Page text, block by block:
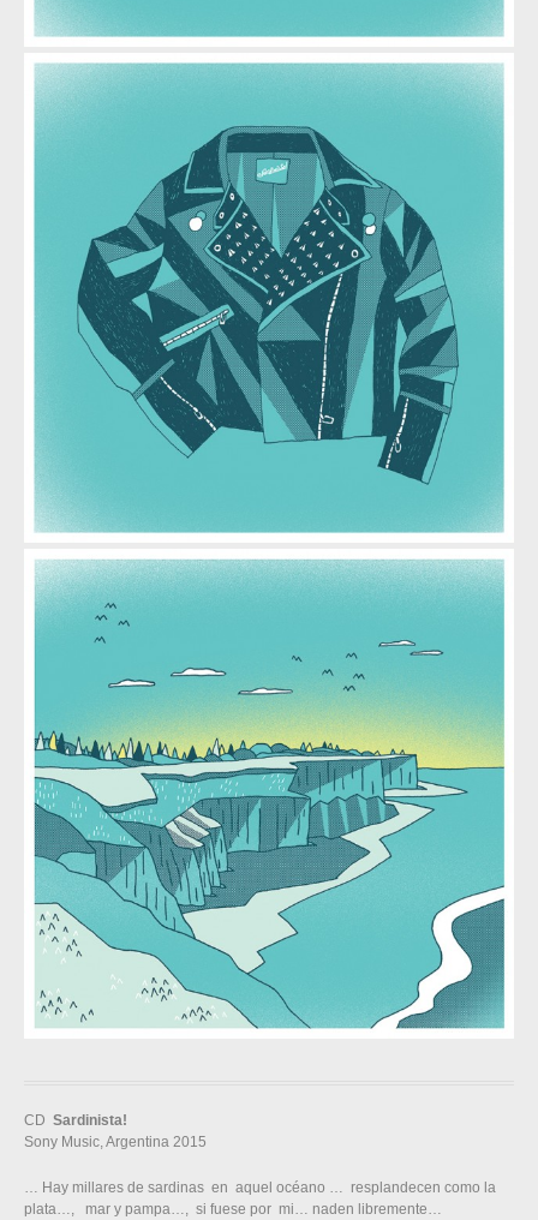
CD Sardinista!
Sony Music, Argentina 2015
… Hay millares de sardinas en aquel océano … resplandecen como la
plata…, mar y pampa…, si fuese por mi… naden libremente…